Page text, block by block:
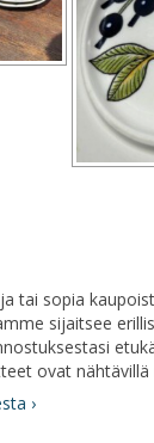
tai sopia
sijaitsee
ovat nähtävillä
›